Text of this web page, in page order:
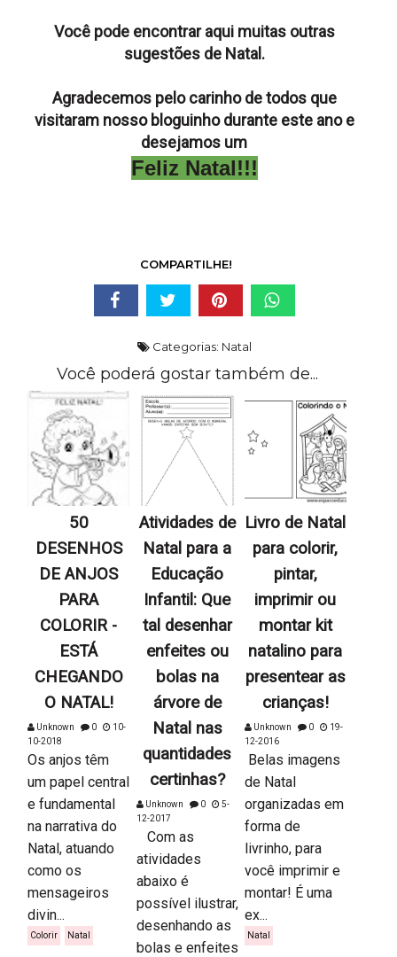
Você pode encontraraqui muitas outras
sugestões de Natal .
Agradecemos pelo carinho de todos que
visitaram nosso bloguinho durante este ano e
desejamos um
Feliz Natal!!!
COMPARTILHE!
Categorias: Natal
Você poderá gostar também de...
50
DESENHOS
DE ANJOS
PARA
COLORIR -
ESTÁ
CHEGANDO
O NATAL!
Unknown 0
10-
10-2018
Os anjos têm
um papel central
e fundamental
na narrativa do
Natal, atuando
como os
mensageiros
divin...
Colorir Natal
Atividades de
Natal para a
Educação
Infantil: Que
tal desenhar
enfeites ou
bolas na
árvore de
Natal nas
quantidades
certinhas?
Unknown 0
5-
12-2017
Com as
atividades
abaixo é
possível ilustrar,
desenhando as
bolas e enfeites
Livro de Natal
para colorir,
pintar,
imprimir ou
montar kit
natalino para
presentear as
crianças!
Unknown 0
19-
12-2016
Belas imagens
de Natal
organizadas em
forma de
livrinho, para
você imprimir e
montar! É uma
ex...
Natal